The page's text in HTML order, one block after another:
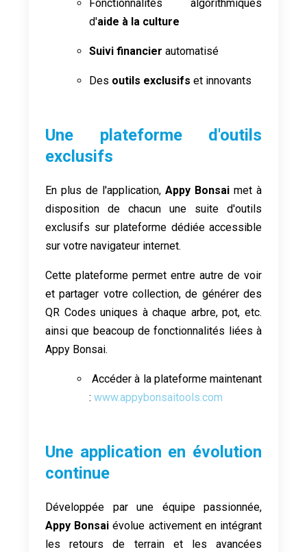
Fonctionnalités algorithmiques
d'aide à la culture
Suivi financier automatisé
Des outils exclusifs et innovants
Une plateforme d'outils
exclusifs
En plus de l'application, Appy Bonsai met à
disposition de chacun une suite d'outils
exclusifs sur plateforme dédiée accessible
sur votre navigateur internet.
Cette plateforme permet entre autre de voir
et partager votre collection, de générer des
QR Codes uniques à chaque arbre, pot, etc.
ainsi que beacoup de fonctionnalités liées à
Appy Bonsai.
Accéder à la plateforme maintenant
: www.appybonsaitools.com
Une application en évolution
continue
Développée par une équipe passionnée,
Appy Bonsai évolue activement en intégrant
les retours de terrain et les avancées